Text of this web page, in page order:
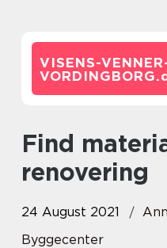
VISENS-
VORDINGBORG.
Find materialer til din
renovering
24 August 2021
Byggecenter